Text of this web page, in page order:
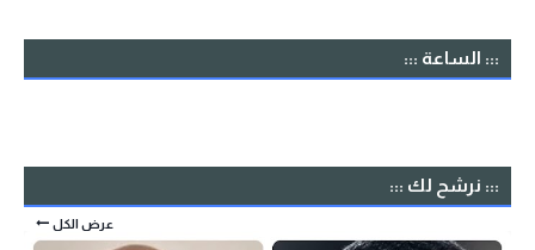
::: الساعة :::
::: نرشح لك :::
عرض الكل